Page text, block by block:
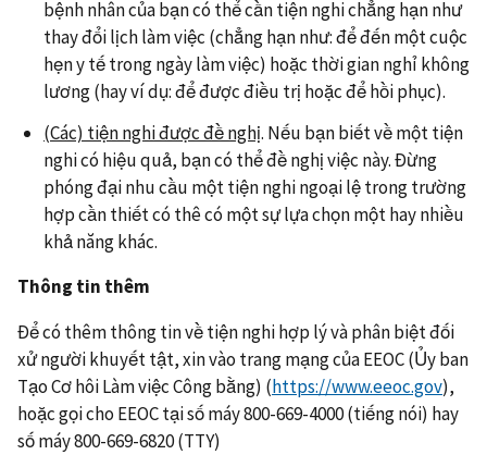
bệnh nhân của bạn có thể cần tiện nghi chẳng hạn như
thay đổi lịch làm việc (chẳng hạn như: để đến một cuộc
hẹn y tế trong ngày làm việc) hoặc thời gian nghỉ không
lương (hay ví dụ: để được điều trị hoặc để hồi phục).
(Các) tiện nghi được đề nghị. Nếu bạn biết về một tiện
nghi có hiệu quả, bạn có thể đề nghị việc này. Đừng
phóng đại nhu cầu một tiện nghi ngoại lệ trong trường
hợp cần thiết có thê có một sự lựa chọn một hay nhiều
khả năng khác.
Thông tin thêm
Để có thêm thông tin về tiện nghi hợp lý và phân biệt đối
xử người khuyết tật, xin vào trang mạng của EEOC (Ủy ban
Tạo Cơ hôi Làm việc Công bằng) (https://www.eeoc.gov),
hoặc gọi cho EEOC tại số máy 800-669-4000 (tiếng nói) hay
số máy 800-669-6820 (TTY)